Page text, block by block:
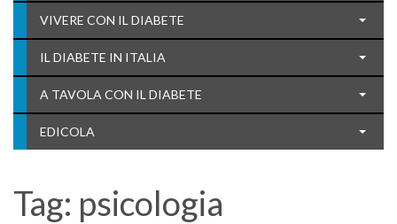
VIVERE CON IL DIABETE
IL DIABETE IN ITALIA
A TAVOLA CON IL DIABETE
EDICOLA
Tag: psicologia